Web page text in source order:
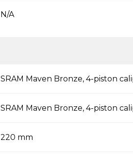
N/A
SRAM Maven Bronze, 4-piston
SRAM Maven Bronze, 4-piston
220 mm